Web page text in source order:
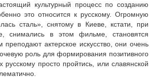
культурный процесс по созданию
это относится к русскому. Огромную
сталь», снятому в Киеве, кстати, при
снимались в этом фильме, становятся
актерское искусство, они очень
роль для формирования позитивного
просто пройтись, или славянской